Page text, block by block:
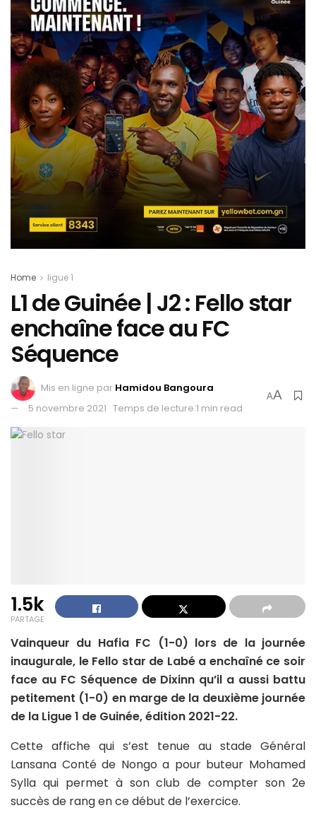
Home ligue 1
L1 de Guinée | J2 : Fello star
enchaîne face au FC
Séquence
Mis en ligne par Hamidou Bangoura
5 novembre 2021 Temps de lecture:1 min read
AA
1.5k
PARTAGE
Vainqueur du Hafia FC (1-0) lors de la journée
inaugurale, le Fello star de Labé a enchaîné ce soir
face au FC Séquence de Dixinn qu’il a aussi battu
petitement (1-0) en marge de la deuxième journée
de la Ligue 1 de Guinée, édition 2021-22.
Cette affiche qui s’est tenue au stade Général
Lansana Conté de Nongo a pour buteur Mohamed
Sylla qui permet à son club de compter son 2e
succès de rang en ce début de l’exercice.